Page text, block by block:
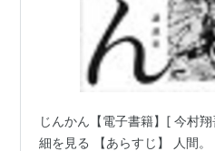
じんかん【電子書籍】[ 今村
細を見る 【あらすじ】 人間